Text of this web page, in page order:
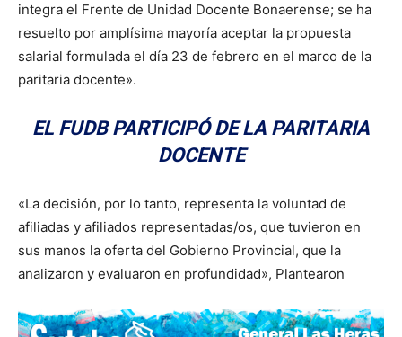
integra el Frente de Unidad Docente Bonaerense; se ha
resuelto por amplísima mayoría aceptar la propuesta
salarial formulada el día 23 de febrero en el marco de la
paritaria docente».
EL FUDB PARTICIPÓ DE LA PARITARIA
DOCENTE
«La decisión, por lo tanto, representa la voluntad de
afiliadas y afiliados representadas/os, que tuvieron en
sus manos la oferta del Gobierno Provincial, que la
analizaron y evaluaron en profundidad», Plantearon